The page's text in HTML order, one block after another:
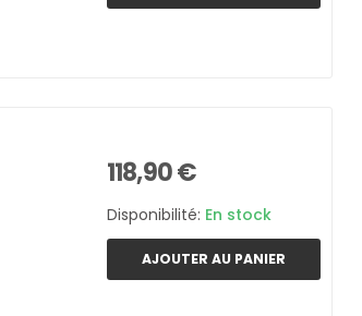
118,90 €
Disponibilité: En stock
AJOUTER AU PANIER